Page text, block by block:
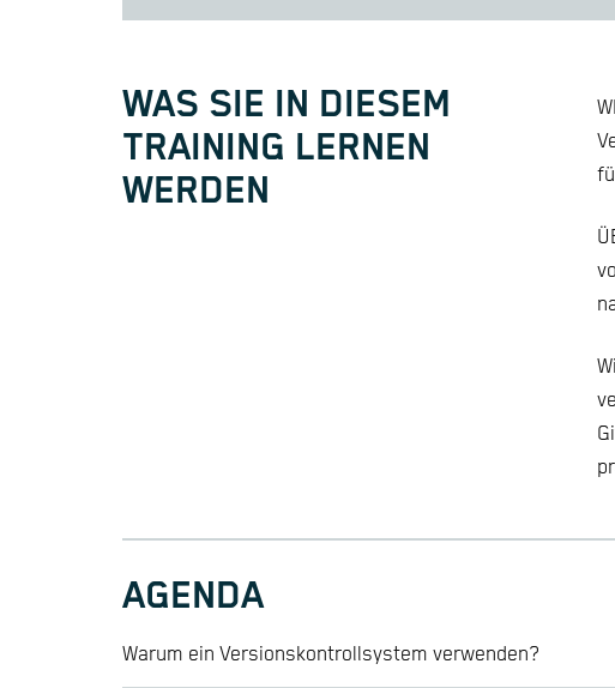
WAS SIE IN DIESEM
TRAINING LERNEN
WERDEN
AGENDA
Warum ein Versionskontrollsystem verwenden?